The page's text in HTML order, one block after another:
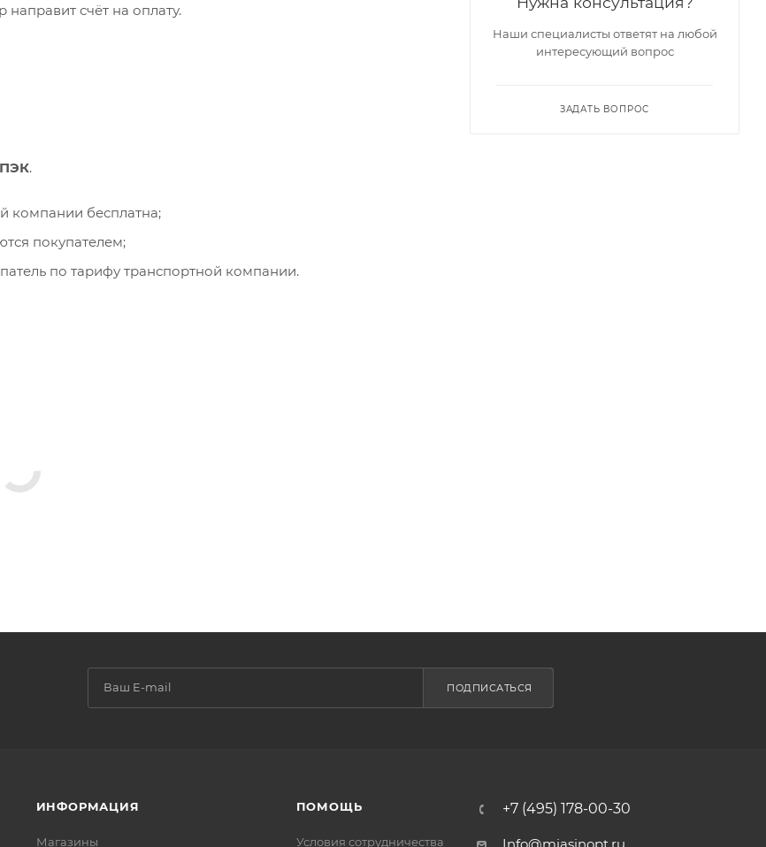
счёт на оплату.
ПЭК.
компании бесплатна;
покупателем;
по тарифу транспортной компании.
Наши специалисты ответят на любой
интересующий вопрос
ЗАДАТЬ ВОПРОС
ПОДПИСАТЬСЯ
ИНФОРМАЦИЯ
Магазины
ПОМОЩЬ
Условия сотрудничества
+7 (495) 178-00-30